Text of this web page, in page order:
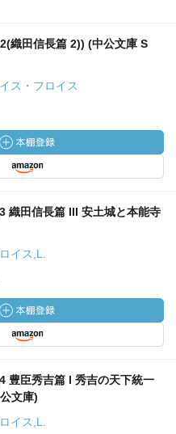
織田信長篇 2)) (中公文庫 S
ス・フロイス
織田信長篇 III 安土城と本能寺
イス,L.
豊臣秀吉篇 I 秀吉の天下統一
文庫)
イス,L.